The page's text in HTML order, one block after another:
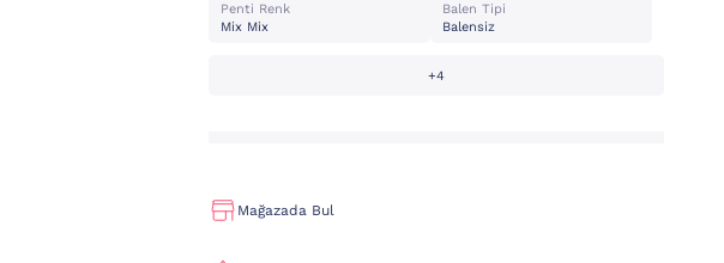
Penti Renk
Mix Mix
Balen Tipi
Balensiz
+4
Mağazada Bul